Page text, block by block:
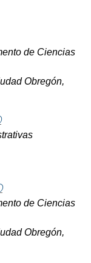
de Ciencias
Obregón,
de Ciencias
Obregón,